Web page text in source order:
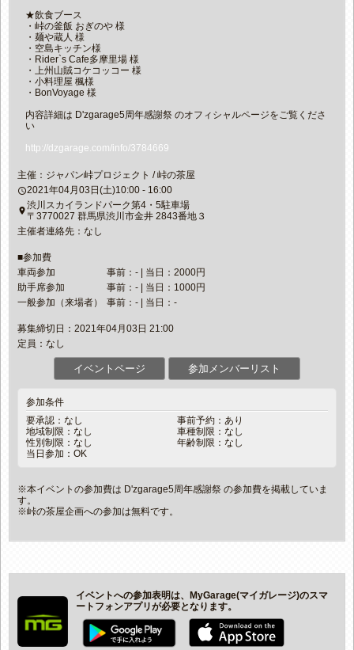
★飲食ブース
・峠の釜飯 おぎのや 様
・麺や蔵人 様
・空島キッチン様
・Rider`s Cafe多摩里場 様
・上州山賊コケコッコー 様
・小料理屋 楓様
・BonVoyage 様
内容詳細は D'zgarage5周年感謝祭 のオフィシャルページをご覧くださ
い
http://dzgarage.com/info/3784669
主催：ジャパン峠プロジェクト / 峠の茶屋
access_time2021年04月03日(土)10:00 - 16:00
place渋川スカイランドパーク第4・5駐車場
〒3770027 群馬県渋川市金井 2843番地３
主催者連絡先：なし
■参加費
車両参加
事前：- | 当日：2000円
助手席参加
事前：- | 当日：1000円
一般参加（来場者）
事前：- | 当日：-
募集締切日：2021年04月03日 21:00
定員：なし
イベントページ 参加メンバーリスト
参加条件
要承認：なし
事前予約：あり
地域制限：なし
車種制限：なし
性別制限：なし
年齢制限：なし
当日参加：OK
※本イベントの参加費は D'zgarage5周年感謝祭 の参加費を掲載していま
す。
※峠の茶屋企画への参加は無料です。
イベントへの参加表明は、MyGarage(マイガレージ)のスマ
ートフォンアプリが必要となります。